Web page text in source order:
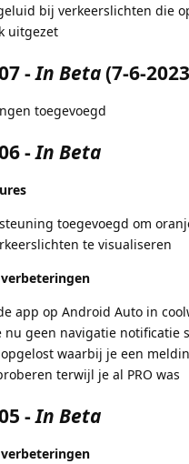
bij verkeerslichten die
uitgezet
-In Beta(7-6-
toegevoegd
-In Beta
toegevoegd om
te visualiseren
app op Android Auto in
nu geen navigatie notificatie
waarbij je een
terwijl je al PRO was
-In Beta